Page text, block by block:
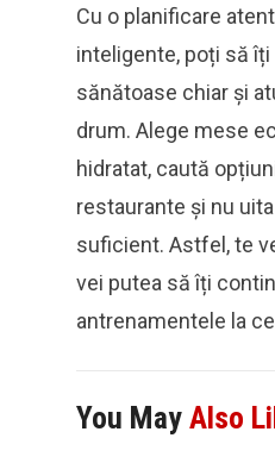
Cu o planificare
inteligente, poți să
sănătoase chiar și
drum. Alege mese
hidratat, caută
restaurante și nu
suficient. Astfel, te
vei putea să îți
antrenamentele la
You May Also